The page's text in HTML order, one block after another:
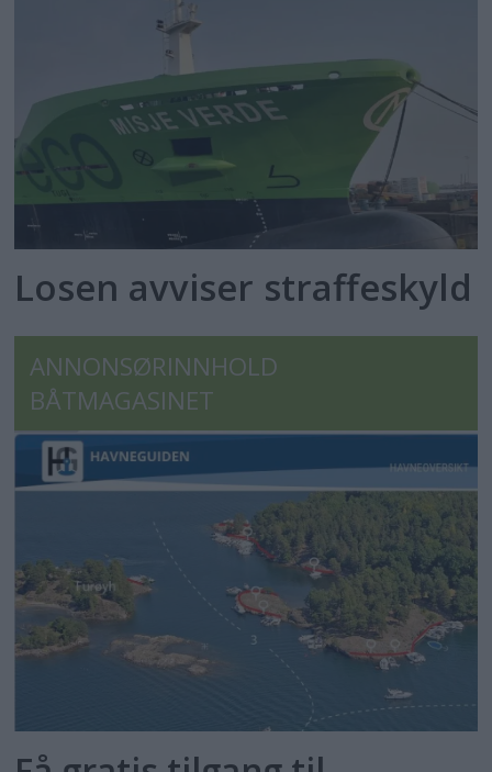
Losen avviser straffeskyld
ANNONSØRINNHOLD
BÅTMAGASINET